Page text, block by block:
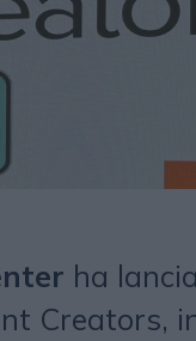
ha
Creators,